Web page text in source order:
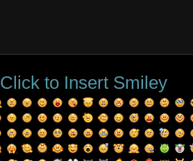
Click to Insert Smiley